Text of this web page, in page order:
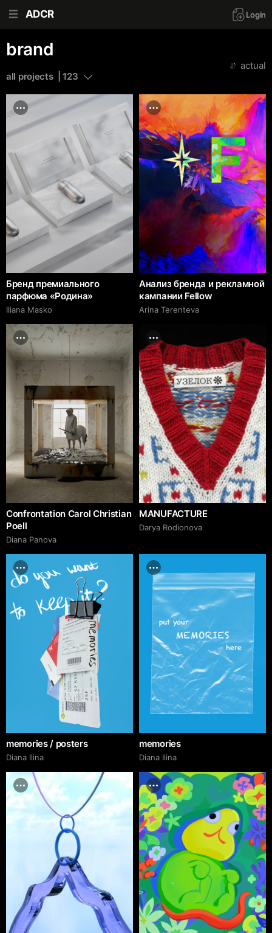
ADCR Login
brand
all projects  | 123
actual
Бренд премиального
парфюма «Родина»
Iliana Masko
Анализ бренда и рекламной
кампании Fellow
Arina Terenteva
Confrontation Carol Christian
Poell
Diana Panova
MANUFACTURE
Darya Rodionova
memories / posters
Diana Ilina
memories
Diana Ilina